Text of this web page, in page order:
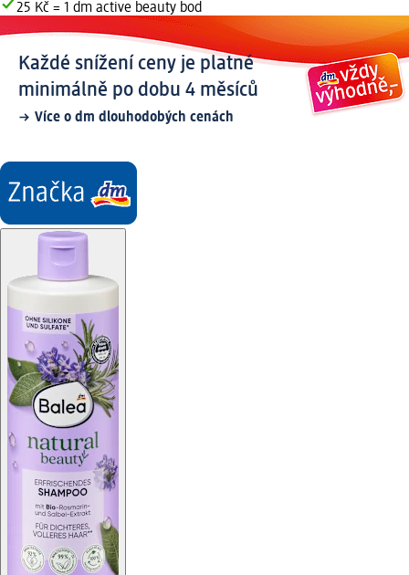
25 Kč = 1 dm active beauty bod
Každé snížení ceny je platné
minimálně po dobu 4 měsíců
Více o dm dlouhodobých cenách